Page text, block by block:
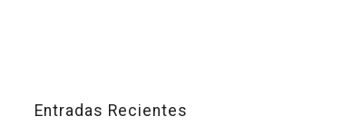
Entradas Recientes